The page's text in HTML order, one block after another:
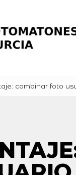
combinar foto